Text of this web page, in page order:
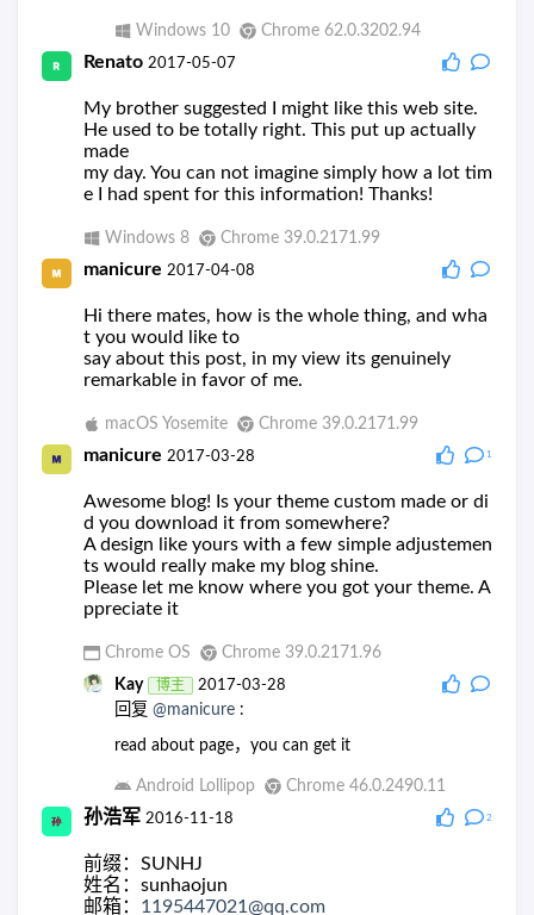
Windows 10 Chrome 62.0.3202.94
Renato 2017-05-07
My brother suggested I might like this web site.
He used to be totally right. This put up actually
made
my day. You can not imagine simply how a lot tim
e I had spent for this information! Thanks!
Windows 8 Chrome 39.0.2171.99
manicure 2017-04-08
Hi there mates, how is the whole thing, and wha
t you would like to
say about this post, in my view its genuinely
remarkable in favor of me.
macOS Yosemite Chrome 39.0.2171.99
manicure 2017-03-28 1
Awesome blog! Is your theme custom made or di
d you download it from somewhere?
A design like yours with a few simple adjustemen
ts would really make my blog shine.
Please let me know where you got your theme. A
ppreciate it
Chrome OS Chrome 39.0.2171.96
Kay 博主 2017-03-28
回复 @manicure :
read about page，you can get it
Android Lollipop Chrome 46.0.2490.11
孙浩军 2016-11-18 2
前缀：SUNHJ
姓名：sunhaojun
邮箱： 1195447021@qq.com